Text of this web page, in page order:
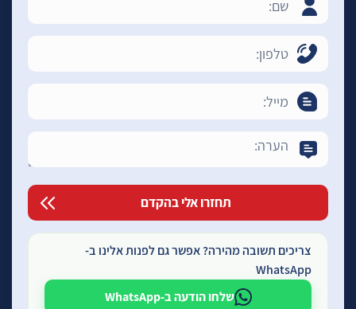
צריכים תשובה מהירה? אפשר גם לפנות אלינו ב-
WhatsApp
שלחו הודעה ב-WhatsApp